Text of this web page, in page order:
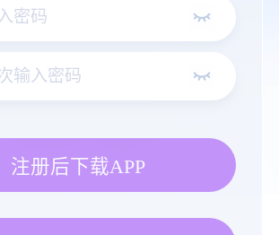
注册后下载APP